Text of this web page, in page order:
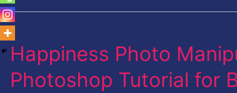
Happiness Photo
Photoshop Tutorial for
Happiness
Manipulation